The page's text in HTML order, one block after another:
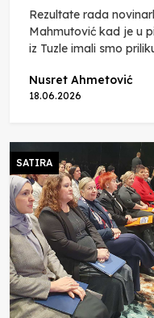
Rezultate rada
Mahmutović kad je u
iz Tuzle imali smo
Nusret Ahmetović
18.06.2026
SATIRA